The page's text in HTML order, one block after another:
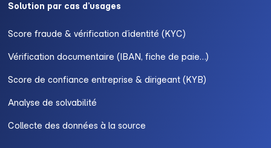
Solution par cas d’usages
Score fraude & vérification d’identité (KYC)
Vérification documentaire (IBAN, fiche de paie…)
Score de confiance entreprise & dirigeant (KYB)
Analyse de solvabilité
Collecte des données à la source